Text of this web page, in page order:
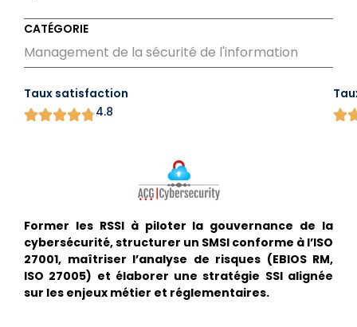
CATÉGORIE
Management de la sécurité de l'information
Taux satisfaction
4.8
Former les RSSI à piloter la gouvernance de la
cybersécurité, structurer un SMSI conforme à l’ISO
27001, maîtriser l’analyse de risques (EBIOS RM,
ISO 27005) et élaborer une stratégie SSI alignée
sur les enjeux métier et réglementaires.